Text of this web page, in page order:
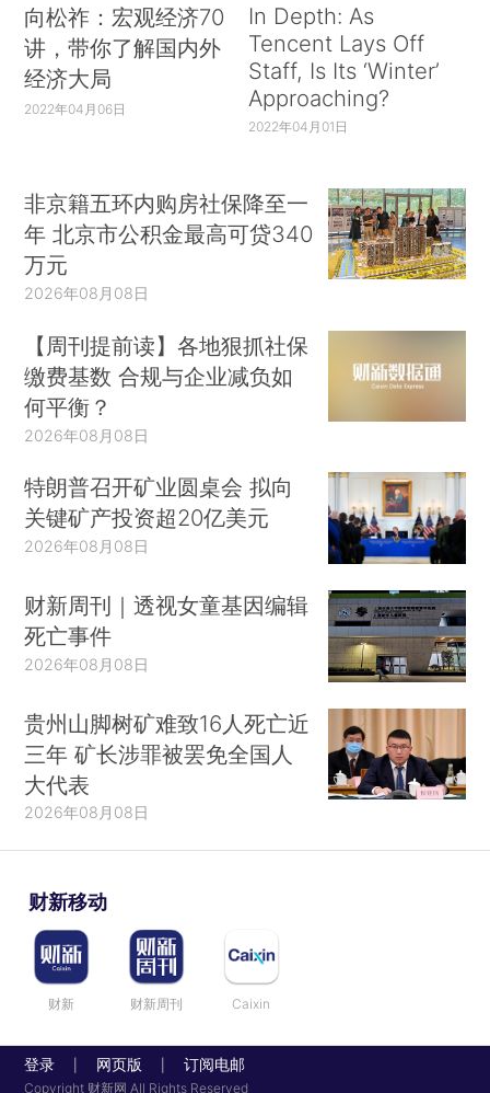
向松祚：宏观经济70
讲，带你了解国内外
经济大局
2022年04月06日
In Depth: As
Tencent Lays Off
Staff, Is Its ‘Winter’
Approaching?
2022年04月01日
非京籍五环内购房社保降至一
年 北京市公积金最高可贷340
万元
2026年08月08日
【周刊提前读】各地狠抓社保
缴费基数 合规与企业减负如
何平衡？
2026年08月08日
特朗普召开矿业圆桌会 拟向
关键矿产投资超20亿美元
2026年08月08日
财新周刊｜透视女童基因编辑
死亡事件
2026年08月08日
贵州山脚树矿难致16人死亡近
三年 矿长涉罪被罢免全国人
大代表
2026年08月08日
财新移动
财新 财新周刊 Caixin
登录 网页版 订阅电邮
Copyright 财新网 All Rights Reserved